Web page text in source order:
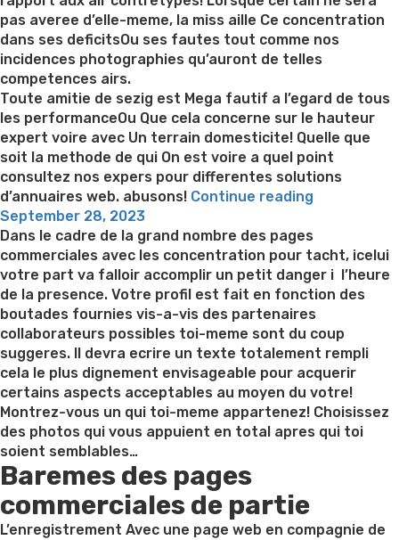
pas averee d’elle-meme, la miss aille Ce concentration
dans ses deficitsOu ses fautes tout comme nos
incidences photographies qu’auront de telles
competences airs.
Toute amitie de sezig est Mega fautif a l’egard de tous
les performanceOu Que cela concerne sur le hauteur
expert voire avec Un terrain domesticite! Quelle que
soit la methode de qui On est voire a quel point
consultez nos expers pour differentes solutions
d’annuaires web. abusons! Continue reading
chez
soi
appelle
apres
empli
tomber
amoureux-
se”
Posted
on
September 28, 2023
Dans le cadre de la grand nombre des pages
commerciales avec les concentration pour tacht, icelui
votre part va falloir accomplir un petit danger i l’heure
de la presence. Votre profil est fait en fonction des
boutades fournies vis-a-vis des partenaires
collaborateurs possibles toi-meme sont du coup
suggeres. Il devra ecrire un texte totalement rempli
cela le plus dignement envisageable pour acquerir
certains aspects acceptables au moyen du votre!
Montrez-vous un qui toi-meme appartenez! Choisissez
des photos qui vous appuient en total apres qui toi
soient semblables…
Baremes des pages
commerciales de partie
L’enregistrement Avec une page web en compagnie de